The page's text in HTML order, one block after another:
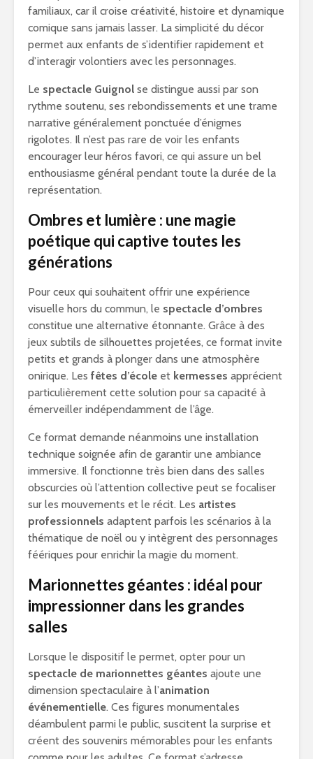
familiaux, car il croise créativité, histoire et dynamique
comique sans jamais lasser. La simplicité du décor
permet aux enfants de s’identifier rapidement et
d’interagir volontiers avec les personnages.
Le spectacle Guignol se distingue aussi par son
rythme soutenu, ses rebondissements et une trame
narrative généralement ponctuée d’énigmes
rigolotes. Il n’est pas rare de voir les enfants
encourager leur héros favori, ce qui assure un bel
enthousiasme général pendant toute la durée de la
représentation.
Ombres et lumière : une magie
poétique qui captive toutes les
générations
Pour ceux qui souhaitent offrir une expérience
visuelle hors du commun, le spectacle d’ombres
constitue une alternative étonnante. Grâce à des
jeux subtils de silhouettes projetées, ce format invite
petits et grands à plonger dans une atmosphère
onirique. Les fêtes d’école et kermesses apprécient
particulièrement cette solution pour sa capacité à
émerveiller indépendamment de l’âge.
Ce format demande néanmoins une installation
technique soignée afin de garantir une ambiance
immersive. Il fonctionne très bien dans des salles
obscurcies où l’attention collective peut se focaliser
sur les mouvements et le récit. Les artistes
professionnels adaptent parfois les scénarios à la
thématique de noël ou y intègrent des personnages
féériques pour enrichir la magie du moment.
Marionnettes géantes : idéal pour
impressionner dans les grandes
salles
Lorsque le dispositif le permet, opter pour un
spectacle de marionnettes géantes ajoute une
dimension spectaculaire à l’animation
événementielle. Ces figures monumentales
déambulent parmi le public, suscitent la surprise et
créent des souvenirs mémorables pour les enfants